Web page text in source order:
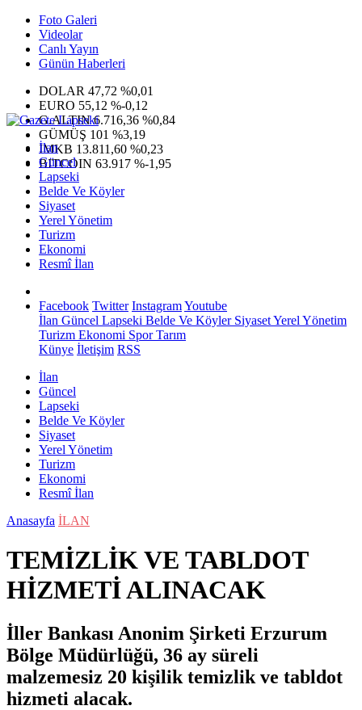
Foto Galeri
Videolar
Canlı Yayın
Günün Haberleri
DOLAR 47,72 %0,01
EURO 55,12 %-0,12
G.ALTIN6.716,36 %0,84
GÜMÜŞ 101 %3,19
IMKB 13.811,60 %0,23
BITCOIN 63.917 %-1,95
İlan
Güncel
Lapseki
Belde Ve Köyler
Siyaset
Yerel Yönetim
Turizm
Ekonomi
Resmî İlan
Facebook Twitter InstagramYoutube
İlan Güncel Lapseki Belde Ve KöylerSiyasetYerel Yönetim
Turizm Ekonomi SporTarım
Künye İletişim RSS
İlan
Güncel
Lapseki
Belde Ve Köyler
Siyaset
Yerel Yönetim
Turizm
Ekonomi
Resmî İlan
Anasayfa İLAN
TEMİZLİK VE TABLDOT
HİZMETİ ALINACAK
İller Bankası Anonim Şirketi Erzurum
Bölge Müdürlüğü, 36 ay süreli
malzemesiz 20 kişilik temizlik ve tabldot
hizmeti alacak.